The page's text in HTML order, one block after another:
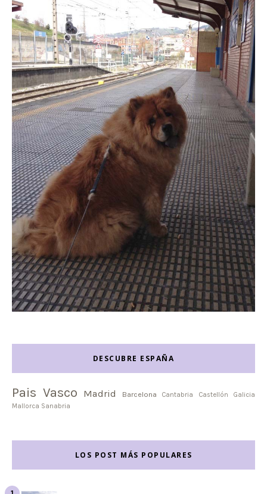
DESCUBRE ESPAÑA
Pais Vasco Madrid Barcelona Cantabria Castellón
Galicia
Mallorca Sanabria
LOS POST MÁS POPULARES